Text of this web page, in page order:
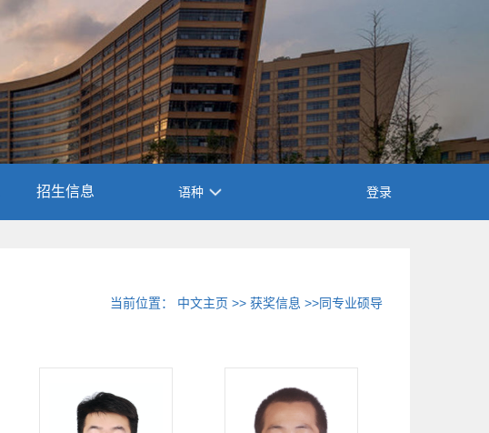
招生信息 语种 登录
当前位置： 中文主页 >>获奖信息 >>同专业硕导